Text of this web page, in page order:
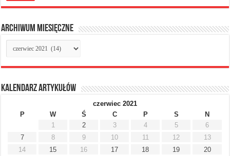
Archiwum miesięczne
Archiwum
miesięczne
Kalendarz artykułów
czerwiec 2021
P
W Ś C P S
N
1
2 3 4 5
6
7
8 9 10 11 12
13
14
15 16 17 18 19
20